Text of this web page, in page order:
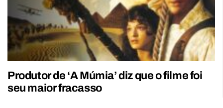
Produtor de ‘A Múmia’ diz que o filme foi
seu maior fracasso